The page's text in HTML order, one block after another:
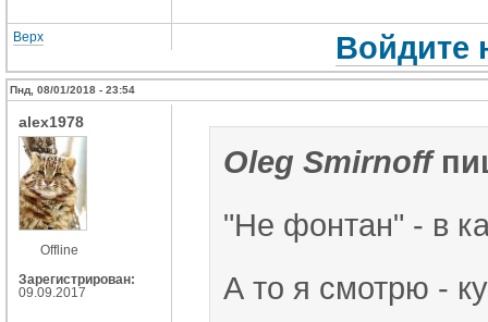
Верх Войдите
Пнд, 08/01/2018 - 23:54
alex1978
Offline
Зарегистрирован:
09.09.2017
Oleg Smirnoff
"Не фонтан" - в
А то я смотрю -